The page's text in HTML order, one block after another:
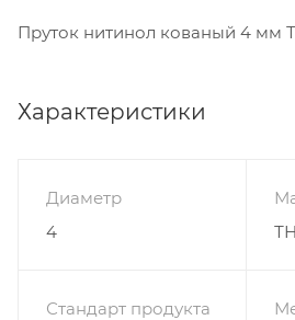
Пруток нитинол кованый 4 мм
Характеристики
Диаметр
4
Стандарт продукта